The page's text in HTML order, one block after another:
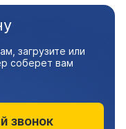
загрузите или
соберет вам
звонок